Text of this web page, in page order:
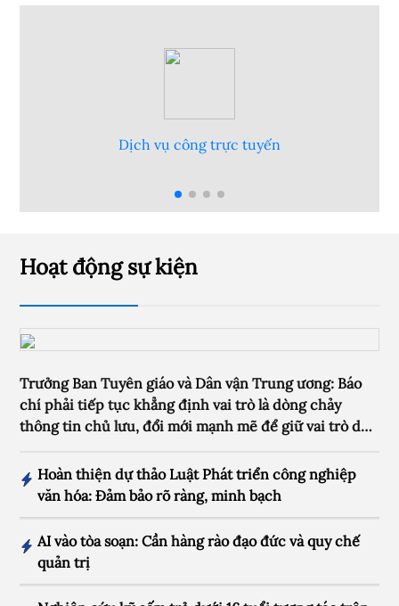
quản lý, cung cấp, sử dụng dịch vụ
Hỏi đáp góp ý
Hoạt động sự kiện
Trưởng Ban Tuyên giáo và Dân vận Trung ương: Báo
chí phải tiếp tục khẳng định vai trò là dòng chảy
thông tin chủ lưu, đổi mới mạnh mẽ để giữ vai trò dẫn
Hoàn thiện dự thảo Luật Phát triển công nghiệp
văn hóa: Đảm bảo rõ ràng, minh bạch
AI vào tòa soạn: Cần hàng rào đạo đức và quy chế
quản trị